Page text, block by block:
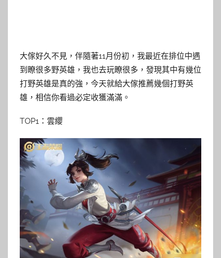
大傢好久不見，伴隨著11月份初，我最近在排位中遇
到瞭很多野英雄，我也去玩瞭很多，發現其中有幾位
打野英雄是真的強，今天就給大傢推薦幾個打野英
雄，相信你看過必定收獲滿滿。
TOP1：雲纓